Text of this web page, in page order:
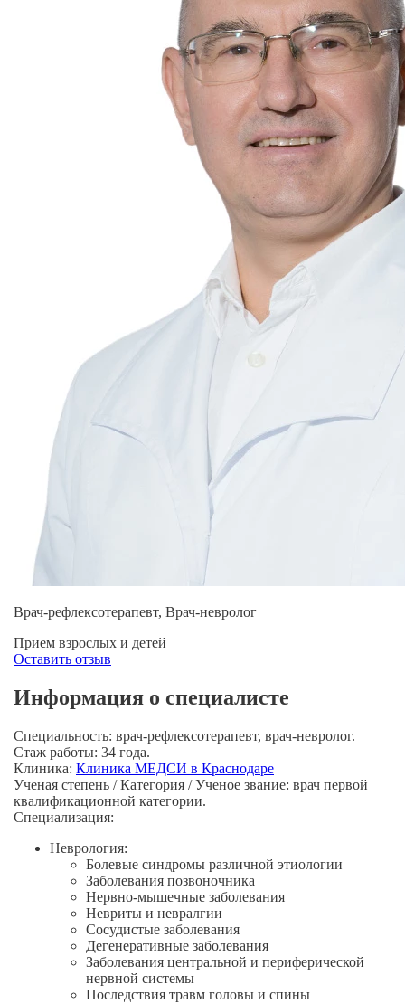
Врач-рефлексотерапевт, Врач-невролог
Прием взрослых и детей
Оставить отзыв
Информация о специалисте
Специальность: врач-рефлексотерапевт, врач-невролог.
Стаж работы: 34 года.
Клиника: Клиника МЕДСИ в Краснодаре
Ученая степень / Категория / Ученое звание: врач первой
квалификационной категории.
Специализация:
Неврология:
Болевые синдромы различной этиологии
Заболевания позвоночника
Нервно-мышечные заболевания
Невриты и невралгии
Сосудистые заболевания
Дегенеративные заболевания
Заболевания центральной и периферической
нервной системы
Последствия травм головы и спины